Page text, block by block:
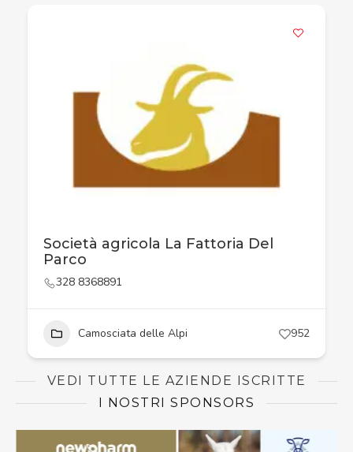
Società agricola La Fattoria Del
Parco
328 8368891
Camosciata delle Alpi 952
VEDI TUTTE LE AZIENDE ISCRITTE
I NOSTRI SPONSORS